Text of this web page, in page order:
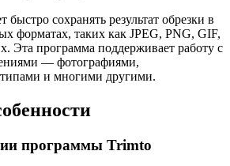
быстро сохранять результат обрезки в
форматах, таких как JPEG, PNG, GIF,
Эта программa поддерживает работу с
— фотографиями,
и многими другими.
программы Trimto